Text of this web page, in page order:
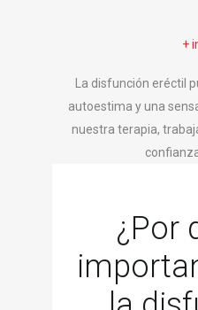
+
La disfunción eréctil
autoestima y una
nuestra terapia,
¿Por